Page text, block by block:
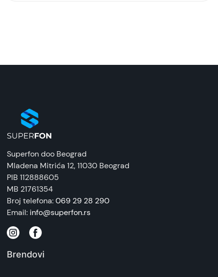
Bežični zvučnik
EAN:
1200130011443
Zemlja porekla:
Kina
Prava potrošača:
Zagarantovana sva prava kupaca po osnovu
zakona o zaštiti potrošača. Detaljnije o ugovoru
ovde
Napomena:
Superfon doo Beograd
Mladena Mitrića 12, 11030 Beograd
PIB 112888605
MB 21761354
Broj telefona:069 29 28 290
Email: info@superfon.rs
Brendovi